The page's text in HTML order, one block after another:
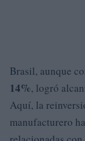
Brasil, aunque
14%, logró
Aquí, la
manufacturero